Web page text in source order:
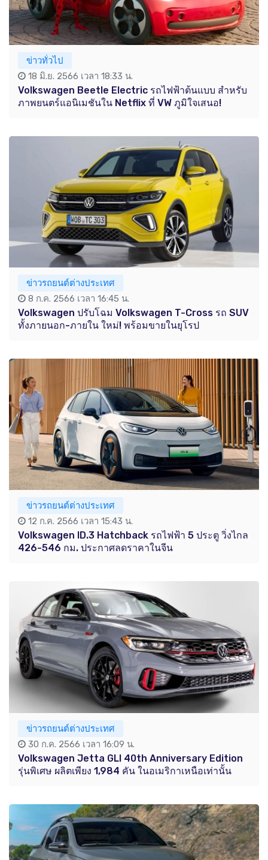
ข่าวทั่วไป
18 มิ.ย. 2566 เวลา 18:33 น.
Volkswagen Beetle Electric รถไฟฟ้าต้นแบบ สำหรับ
ภาพยนตร์แอนิเมชันใน Netflix ที่ VW ภูมิใจเสนอ!
ข่าวรถยนต์ต่างประเทศ
8 ก.ค. 2566 เวลา 16:45 น.
Volkswagen ปรับโฉม Volkswagen T-Cross รถ SUV
ทั้งภายนอก-ภายใน ใหม่! พร้อมขายในยุโรป
ข่าวรถยนต์ต่างประเทศ
12 ก.ค. 2566 เวลา 15:43 น.
Volkswagen ID.3 Hatchback รถไฟฟ้า 5 ประตู วิ่งไกล
426-546 กม. ประกาศลดราคาในจีน
ข่าวรถยนต์ต่างประเทศ
30 ก.ค. 2566 เวลา 16:09 น.
Volkswagen Jetta GLI 40th Anniversary Edition
รุ่นพิเศษ ผลิตเพียง 1,984 คัน ในอเมริกาเหนือเท่านั้น